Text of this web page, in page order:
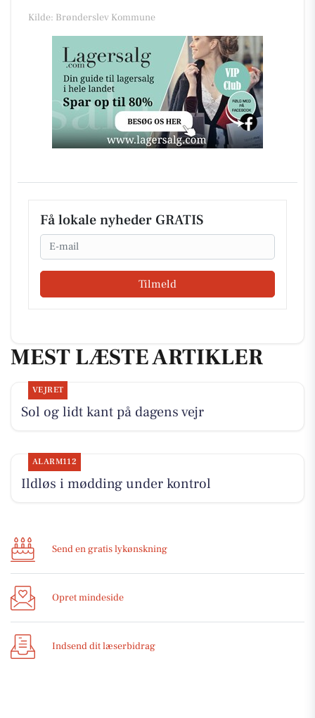
Kilde: Brønderslev Kommune
Få lokale nyheder GRATIS
Email
Tilmeld
MEST LÆSTE ARTIKLER
VEJRET
Sol og lidt kant på dagens vejr
ALARM112
Ildløs i mødding under kontrol
Send en gratis lykønskning
Opret mindeside
Indsend dit læserbidrag